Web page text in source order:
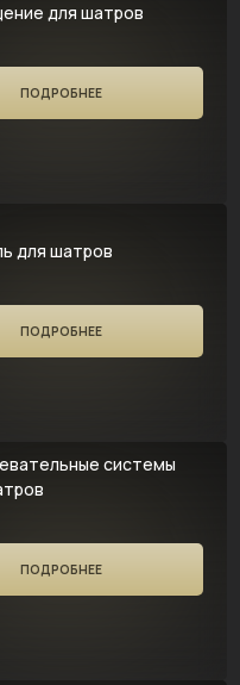
для шатров
ПОДРОБНЕЕ
для шатров
ПОДРОБНЕЕ
системы
ПОДРОБНЕЕ